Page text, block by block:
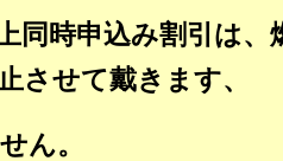
同時申込み割引は、
させて戴きます、
ん。